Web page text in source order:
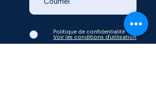
Politique de confidentialité
Voir les conditions d'utilisation